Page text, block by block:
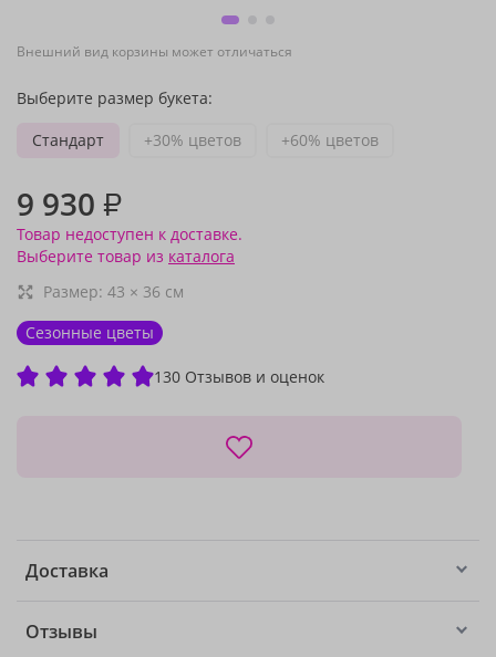
Внешний вид корзины может отличаться
Выберите размер букета:
Стандарт
+30% цветов +60% цветов
9 930 ₽
Товар недоступен к доставке.
Выберите товар из каталога
Размер: 43 × 36 см
Сезонные цветы
130 Отзывов и оценок
Доставка
Отзывы